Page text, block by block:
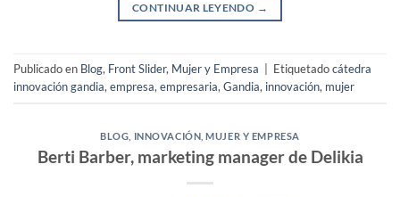
CONTINUAR LEYENDO →
Publicado en Blog, Front Slider, Mujer y Empresa Etiquetadocátedra
innovación gandia,empresa,empresaria,Gandia, innovación, mujer
BLOG INNOVACIÓN ,MUJER Y EMPRESA
Berti Barber, marketing manager de Delikia